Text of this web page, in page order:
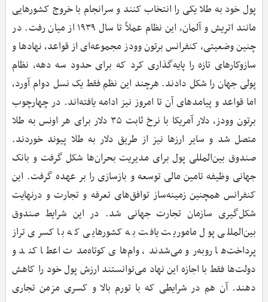
پول خود به طلا یکی را انتخاب کنند و سرانجام با خروج کشورهایی
مانند اتریش و آلمان، این نظام عملاً تا سال ۱۹۳۹ از میان رفت. در
چنین وضعیتی، کنفرانس برتون وودز مجموعه‌ای از قواعد، نهادها و
سازوکارهای تازه را پایه‌گذاری کرد که برای حدود سه دهه، نظام
پولی جهان را شکل دادند. هرچند این نظم فقط یک نسل دوام آورد،
اما قواعد و پیامدهای آن تا امروز نیز ادامه یافته‌اند. در چهارچوب
برتون وودز، دلار آمریکا با نرخ ثابت ۳۵ دلار برای هر اونس به طلا
متصل شد و سایر ارزها نیز از طریق دلار به طلا پیوند خوردند.
صندوق بین‌المللی پول برای مدیریت بحران‌ها شکل گرفت و بانک
جهانی وظیفه تامین مالی توسعه و بازسازی را بر عهده گرفت. این
کنفرانس همچنین زمینه‌ساز توافق‌های تعرفه و تجارت و درنهایت
شکل‌گیری سازمان تجارت جهانی شد. در این شرایط صندوق
بین‌المللی پول ماموریت یافت به کشورهایی که با کسری تراز
پرداخت‌ها روبه‌رو می‌شدند، وام‌های کوتاه‌مدت اعطا کند و
دولت‌ها فقط با اجازه این نهاد می‌توانستند ارزش پول خود را کاهش
دهند. آن هم در شرایطی که با تورم بالا و کسری مزمن تجاری